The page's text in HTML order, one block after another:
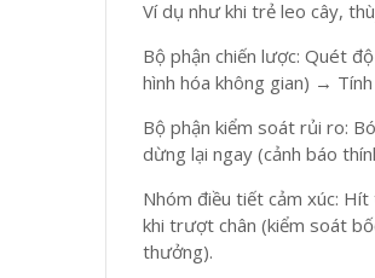
Ví dụ như khi trẻ leo cây,
Bộ phận chiến lược: Quét
hình hóa không gian) →
Bộ phận kiểm soát rủi ro:
dừng lại ngay (cảnh báo
Nhóm điều tiết cảm xúc:
khi trượt chân (kiểm soát
thưởng).